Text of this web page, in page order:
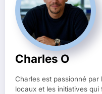
Charles O
Charles est passionné
locaux et les initiatives qui